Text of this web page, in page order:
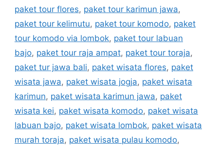
paket tour flores, paket tour karimun jawa,
paket tour kelimutu, paket tour komodo, paket
tour komodo via lombok, paket tour labuan
bajo, paket tour raja ampat, paket tour toraja,
paket tur jawa bali, paket wisata flores, paket
wisata jawa, paket wisata jogja, paket wisata
karimun, paket wisata karimun jawa, paket
wisata kei, paket wisata komodo, paket wisata
labuan bajo, paket wisata lombok, paket wisata
murah toraja, paket wisata pulau komodo,